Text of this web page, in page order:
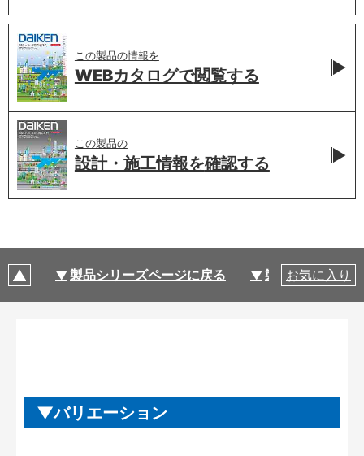
この製品の情報を
WEBカタログで閲覧する
この製品の
設計・施工情報を確認する
製品シリーズページに戻る 製品仕様
お気に入り
バリエーション